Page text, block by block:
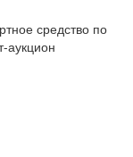
средство по
аукцион